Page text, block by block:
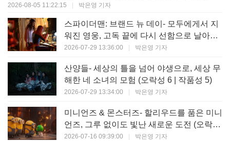
2026-08-05 11:22:15 박은영 기자
스파이더맨: 브랜드 뉴 데이- 모두에게서 지
워진 영웅, 고독 끝에 다시 선함으로 날아오
르다 (오락성 8 | 작품성 8)
2026-07-29 13:36:00 박은영 기자
산양들- 세상의 틀을 넘어 야생으로, 세상 무
해한 네 소녀의 모험 (오락성 6 | 작품성 5)
2026-07-29 13:34:00 박은영 기자
미니언즈 & 몬스터즈- 할리우드를 품은 미니
언즈, 그루 없이도 빛난 새로운 도전 (오락성
7 | 작품성 6)
2026-07-16 09:39:00 박은영 기자